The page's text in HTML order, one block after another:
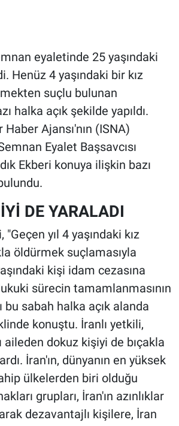
eyaletinde 25 yaşındaki
Henüz 4 yaşındaki bir kız
suçlu bulunan
halka açık şekilde yapıldı.
Haber Ajansı'nın (ISNA)
Eyalet Başsavcısı
Ekberi konuya ilişkin bazı
DE YARALADI
"Geçen yıl 4 yaşındaki kız
öldürmek suçlamasıyla
kişi idam cezasına
sürecin tamamlanmasının
bu sabah halka açık alanda
konuştu. İranlı yetkili,
aileden dokuz kişiyi de bıçakla
İran'ın, dünyanın en yüksek
ülkelerden biri olduğu
grupları, İran'ın azınlıklar
dezavantajlı kişilere, İran